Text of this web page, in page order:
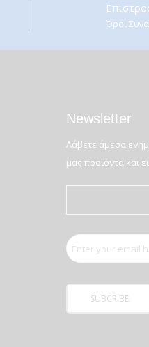
Όροι
Newsletter
Λάβετε άμεσα
μας προϊόντα και